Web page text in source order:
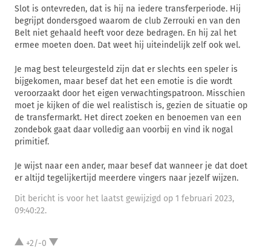
Slot is ontevreden, dat is hij na iedere transferperiode. Hij
begrijpt dondersgoed waarom de club Zerrouki en van den
Belt niet gehaald heeft voor deze bedragen. En hij zal het
ermee moeten doen. Dat weet hij uiteindelijk zelf ook wel.
Je mag best teleurgesteld zijn dat er slechts een speler is
bijgekomen, maar besef dat het een emotie is die wordt
veroorzaakt door het eigen verwachtingspatroon. Misschien
moet je kijken of die wel realistisch is, gezien de situatie op
de transfermarkt. Het direct zoeken en benoemen van een
zondebok gaat daar volledig aan voorbij en vind ik nogal
primitief.
Je wijst naar een ander, maar besef dat wanneer je dat doet
er altijd tegelijkertijd meerdere vingers naar jezelf wijzen.
Dit bericht is voor het laatst gewijzigd op 1 februari 2023,
09:40:22.
+2/-0